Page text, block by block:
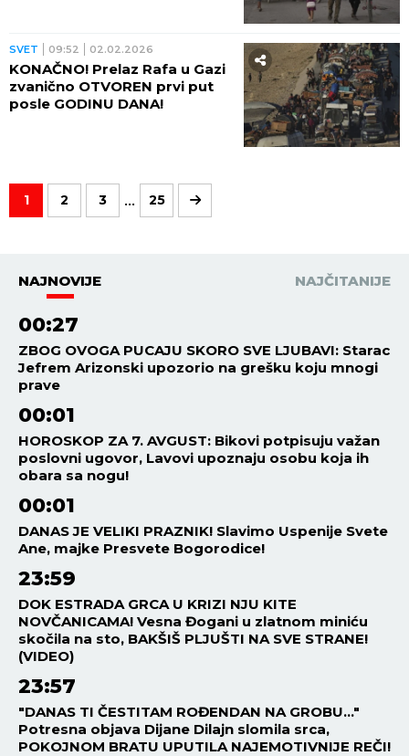
SVET 09:52 02.02.2026
KONAČNO! Prelaz Rafa u Gazi
zvanično OTVOREN prvi put
posle GODINU DANA!
1 2 3 ... 25
NAJNOVIJE NAJČITANIJE
00:27
ZBOG OVOGA PUCAJU SKORO SVE LJUBAVI: Starac
Jefrem Arizonski upozorio na grešku koju mnogi
prave
00:01
HOROSKOP ZA 7. AVGUST: Bikovi potpisuju važan
poslovni ugovor, Lavovi upoznaju osobu koja ih
obara sa nogu!
00:01
DANAS JE VELIKI PRAZNIK! Slavimo Uspenije Svete
Ane, majke Presvete Bogorodice!
23:59
DOK ESTRADA GRCA U KRIZI NJU KITE
NOVČANICAMA! Vesna Đogani u zlatnom miniću
skočila na sto, BAKŠIŠ PLJUŠTI NA SVE STRANE!
(VIDEO)
23:57
"DANAS TI ČESTITAM ROĐENDAN NA GROBU..."
Potresna objava Dijane Dilajn slomila srca,
POKOJNOM BRATU UPUTILA NAJEMOTIVNIJE REČI!